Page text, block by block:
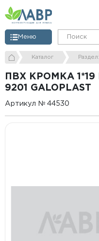
Меню
Каталог
ПВХ КРОМКА
9201 GALOPLAST
Артикул № 44530